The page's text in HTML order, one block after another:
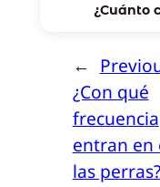
¿Cuánto
←
¿Con qué
frecuencia
entran en
las perras?